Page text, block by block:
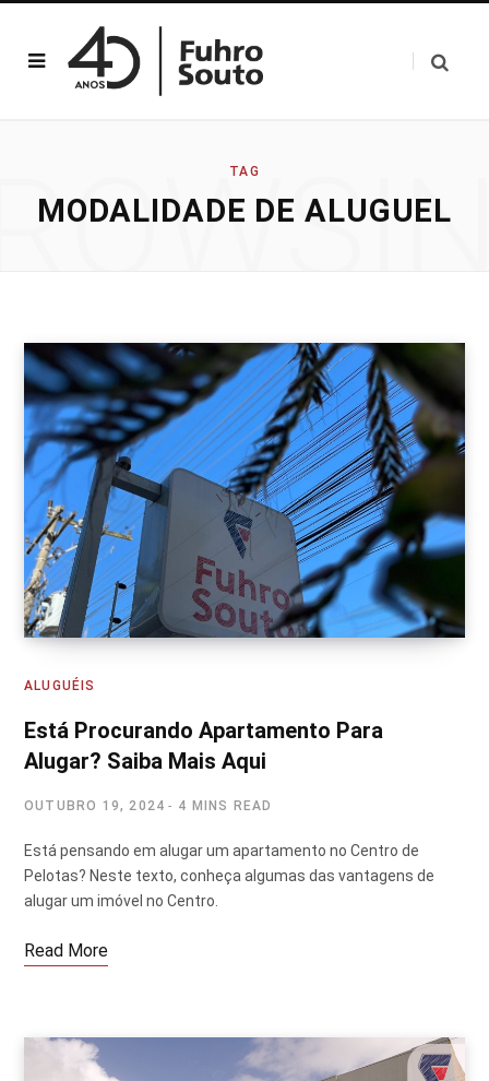
TAG
MODALIDADE DE ALUGUEL
ALUGUÉIS
Está Procurando Apartamento Para
Alugar? Saiba Mais Aqui
OUTUBRO 19, 2024 4 MINS READ
Está pensando em alugar um apartamento no Centro de
Pelotas? Neste texto, conheça algumas das vantagens de
alugar um imóvel no Centro.
Read More